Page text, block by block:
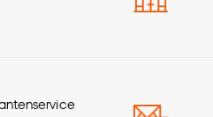
onze
24 maanden